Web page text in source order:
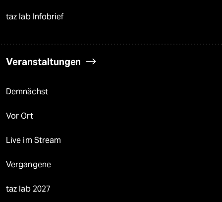
taz lab Infobrief
Veranstaltungen
Demnächst
Vor Ort
Live im Stream
Vergangene
taz lab 2027